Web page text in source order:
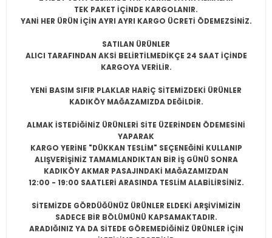
TEK PAKET İÇİNDE KARGOLANIR.
YANİ HER ÜRÜN İÇİN AYRI AYRI KARGO ÜCRETİ ÖDEMEZSİNİZ.
SATILAN ÜRÜNLER
ALICI TARAFINDAN AKSİ BELİRTİLMEDİKÇE 24 SAAT İÇİNDE
KARGOYA VERİLİR.
YENİ BASIM SIFIR PLAKLAR HARİÇ SİTEMİZDEKİ ÜRÜNLER
KADIKÖY MAĞAZAMIZDA DEĞİLDİR.
ALMAK İSTEDİĞİNİZ ÜRÜNLERİ SİTE ÜZERİNDEN ÖDEMESİNİ
YAPARAK
KARGO YERİNE "DÜKKAN TESLİM" SEÇENEĞİNİ KULLANIP
ALIŞVERİŞİNİZ TAMAMLANDIKTAN BİR İŞ GÜNÜ SONRA
KADIKÖY AKMAR PASAJINDAKİ MAĞAZAMIZDAN
12:00 - 19:00 SAATLERİ ARASINDA TESLİM ALABİLİRSİNİZ.
SİTEMİZDE GÖRDÜĞÜNÜZ ÜRÜNLER ELDEKİ ARŞİVİMİZİN
SADECE BİR BÖLÜMÜNÜ KAPSAMAKTADIR.
ARADIĞINIZ YA DA SİTEDE GÖREMEDİĞİNİZ ÜRÜNLER İÇİN